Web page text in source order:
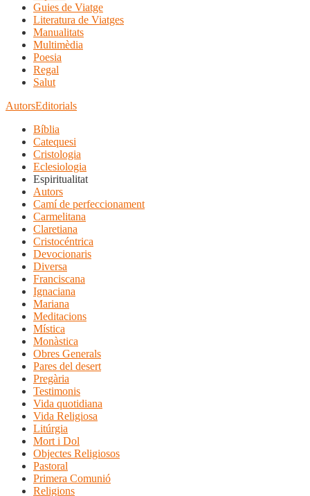
Guies de Viatge
Literatura de Viatges
Manualitats
Multimèdia
Poesia
Regal
Salut
AutorsEditorials
Bíblia
Catequesi
Cristologia
Eclesiologia
Espiritualitat
Autors
Camí de perfeccionament
Carmelitana
Claretiana
Cristocéntrica
Devocionaris
Diversa
Franciscana
Ignaciana
Mariana
Meditacions
Mística
Monàstica
Obres Generals
Pares del desert
Pregària
Testimonis
Vida quotidiana
Vida Religiosa
Litúrgia
Mort i Dol
Objectes Religiosos
Pastoral
Primera Comunió
Religions